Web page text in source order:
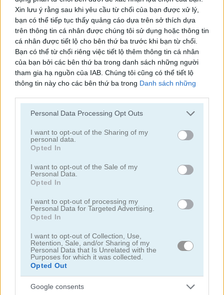
Xin lưu ý rằng sau khi yêu cầu từ chối của bạn được xử lý,
bạn có thể tiếp tục thấy quảng cáo dựa trên sở thích dựa
trên thông tin cá nhân được chúng tôi sử dụng hoặc thông tin
cá nhân được tiết lộ cho bên thứ ba trước khi bạn từ chối.
Bạn có thể từ chối riêng việc tiết lộ thêm thông tin cá nhân
của bạn bởi các bên thứ ba trong danh sách những người
tham gia hạ nguồn của IAB. Chúng tôi cũng có thể tiết lộ
thông tin này cho các bên thứ ba trong Danh sách những
lộ thêm thông tin này cho các bên thứ ba khác.
services and may gather and store information including but
not limited to your visit or usage behaviour. You may click to
grant or deny consent to Google and its third-party tags to
use your data for below specified purposes in below Google
consent section.
Personal Data Processing Opt Outs
I want to opt-out of the Sharing of my
personal data.
Opted In
I want to opt-out of the Sale of my
Personal Data.
Opted In
I want to opt-out of processing my
Personal Data for Targeted Advertising.
Opted In
I want to opt-out of Collection, Use,
Retention, Sale, and/or Sharing of my
Personal Data that Is Unrelated with the
Purposes for which it was collected.
Opted Out
Google consents
Kids Color Book 2 Peet Sneak
Toilet Run
Hold My Hand, Friend Emoji Fun
Danh mục liên quan